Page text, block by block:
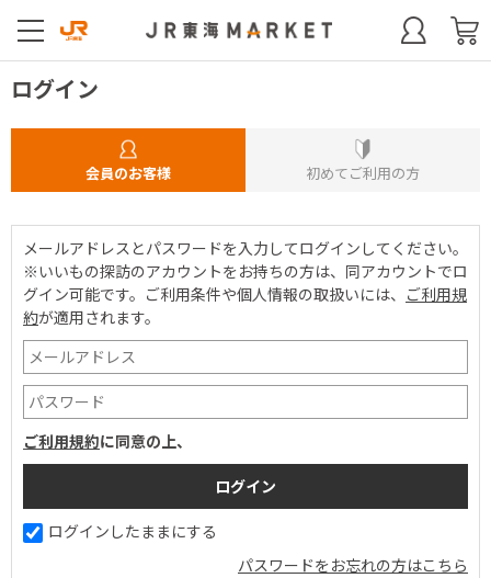
ログイン
会員のお客様 初めてご利用の方
メールアドレスとパスワードを入力してログインしてください。
※いいもの探訪のアカウントをお持ちの方は、同アカウントでロ
グイン可能です。 ご利用条件や個人情報の取扱いには、 ご利用規
約が適用されます。
ご利用規約に同意の上、
ログインしたままにする
パスワードをお忘れの方はこちら